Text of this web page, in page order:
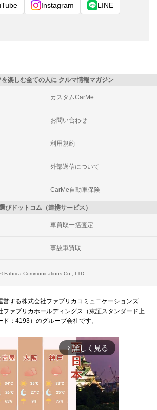
Instagram LINE
を楽しむ全ての人に クルマ情報マガジン
カスタムCarMe
お問い合わせ
利用規約
外部送信について
CarMe自動車保険
びドットコム（連携サービス）
車買取一括査定
事故車買取
Fabrica Communications Co., LTD.
営する株式会社ファブリカコミュニケーションズ
ファブリカホールディングス（東証スタンダード上
：4193）のグループ会社です。
arrow_forward_ios 詳しく見る